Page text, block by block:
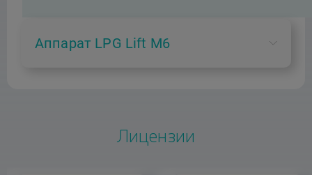
Аппарат LPG Lift M6
на аппарате
Лицензии